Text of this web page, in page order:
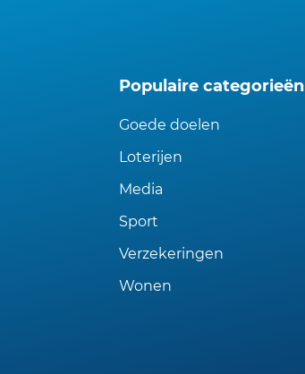
Populaire categorieën
Goede doelen
Loterijen
Media
Sport
Verzekeringen
Wonen